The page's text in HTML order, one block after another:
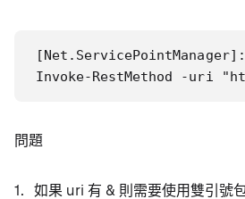
Invoke-RestMethod -uri
問題
如果 uri 有 & 則需要使用雙引號